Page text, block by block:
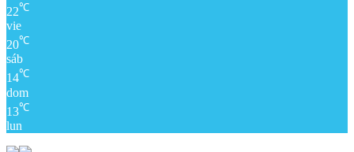
22℃
vie
20℃
sáb
14℃
dom
13℃
lun